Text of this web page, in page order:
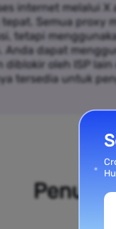
internet melalui X
Semua proxy
tetapi
Anda dapat
oleh ISP lain
tersedia untuk
Penuhi